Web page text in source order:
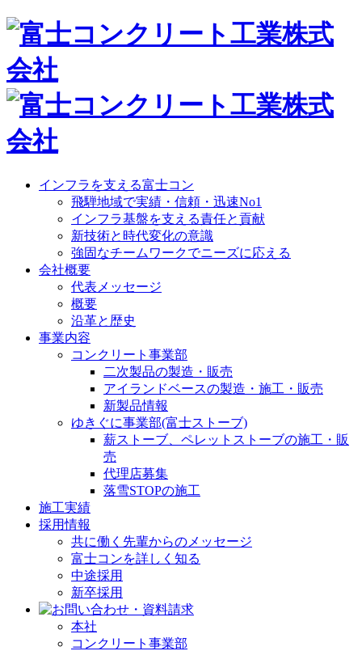
インフラを支える富士コン
飛騨地域で実績・信頼・迅速No1
インフラ基盤を支える責任と貢献
新技術と時代変化の意識
強固なチームワークでニーズに応える
会社概要
代表メッセージ
概要
沿革と歴史
事業内容
コンクリート事業部
二次製品の製造・販売
アイランドベースの製造・施工・販売
新製品情報
ゆきぐに事業部(富士ストーブ)
薪ストーブ、ペレットストーブの施工・販
売
代理店募集
落雪STOPの施工
施工実績
採用情報
共に働く先輩からのメッセージ
富士コンを詳しく知る
中途採用
新卒採用
本社
コンクリート事業部